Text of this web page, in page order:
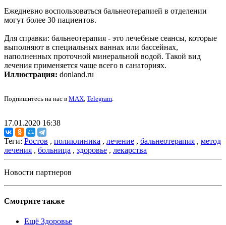
Ежедневно воспользоваться бальнеотерапией в отделении
могут более 30 пациентов.
Для справки: бальнеотерапия - это лечебные сеансы, которые
выполняют в специальных ваннах или бассейнах,
наполненных проточной минеральной водой. Такой вид
лечения применяется чаще всего в санаториях.
Иллюстрация: donland.ru
Подпишитесь на нас в MAX, Telegram.
17.01.2020 16:38
Теги: Ростов , поликлиника , лечение , бальнеотерапия , метод
лечения , больница , здоровье , лекарства
Новости партнеров
Смотрите также
Ещё Здоровье